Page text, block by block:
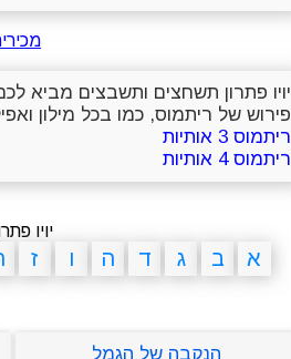
יויו פתרון תשחצים ותשבצים מביא
פירוש של ריתמוס, כמו בכל מילון
ריתמוס 3 אותיות
ריתמוס 4 אותיות
יויו
א ב ג ד ה ו ז
הנקבה של הגמל